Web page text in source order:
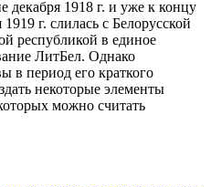
декабря 1918 г. и уже к концу
1919 г. слилась с Белорусской
республикой в единое
ЛитБел. Однако
в период его краткого
некоторые элементы
можно считать